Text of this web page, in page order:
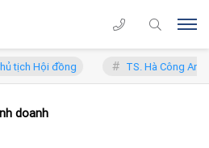
TS. Hà Công Anh Bảo - Phó Chủ
doanh